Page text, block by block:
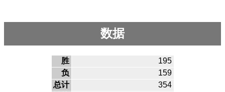
数据
胜
195
负
159
总计
354